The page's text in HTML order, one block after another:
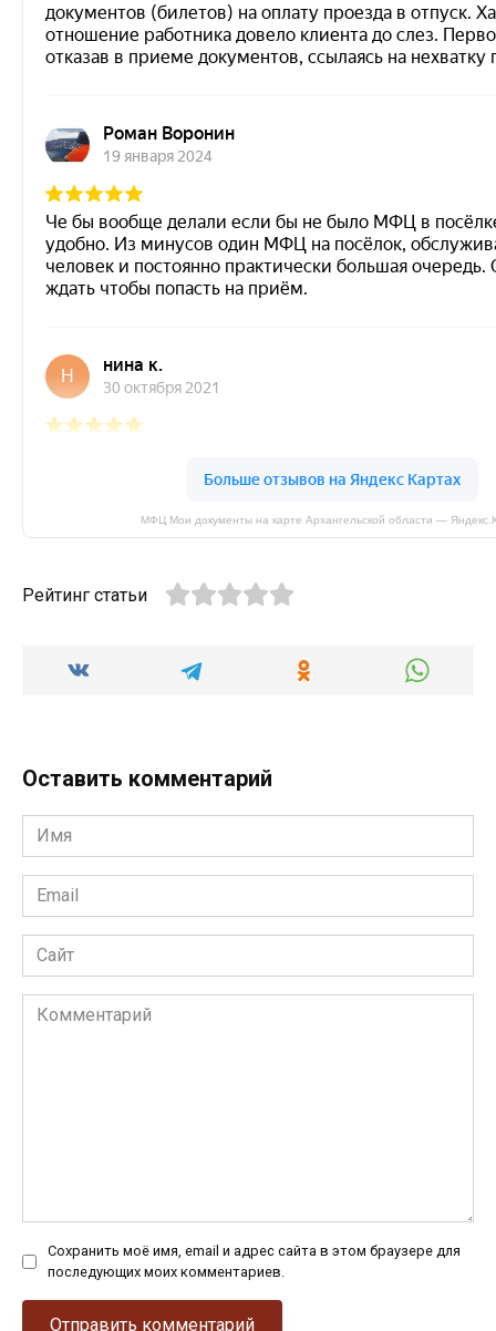
МФЦ Мои документы на карте Архангельской области —
Рейтинг статьи
Оставить комментарий
Имя
*
Email
*
Сайт
Комментарий
Сохранить моё имя, email и адрес сайта в этом браузере для
последующих моих комментариев.